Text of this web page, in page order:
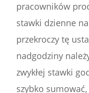
pracowników
stawki dzienne
przekroczy tę
nadgodziny
zwykłej stawki
szybko